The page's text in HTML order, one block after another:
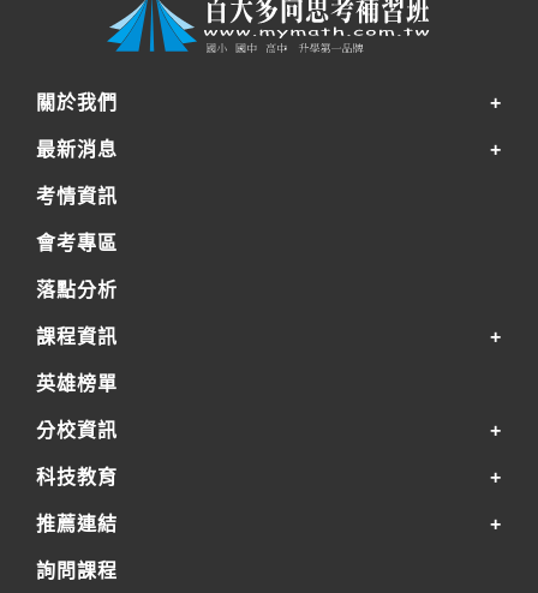
關於我們
最新消息
考情資訊
會考專區
落點分析
課程資訊
英雄榜單
分校資訊
科技教育
推薦連結
詢問課程